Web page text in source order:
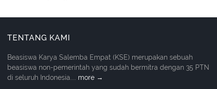
TENTANG KAMI
Beasiswa Karya Salemba Empat (KSE) merupakan sebuah
beasiswa non-pemerintah yang sudah bermitra dengan 35 PTN
di seluruh Indonesia.... more →